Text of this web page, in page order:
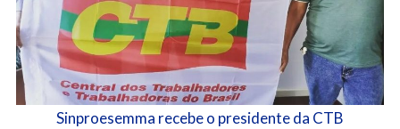
Sinproesemma recebe o presidente da CTB